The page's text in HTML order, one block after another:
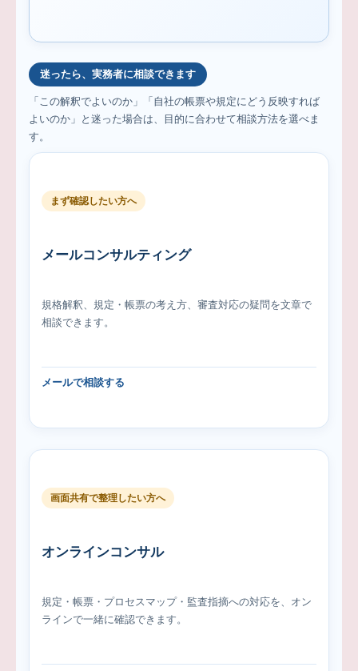
迷ったら、実務者に相談できます
「この解釈でよいのか」「自社の帳票や規定にどう反映すれば
よいのか」と迷った場合は、目的に合わせて相談方法を選べま
す。
まず確認したい方へ
メールコンサルティング
規格解釈、規定・帳票の考え方、審査対応の疑問を文章で
相談できます。
メールで相談する
画面共有で整理したい方へ
オンラインコンサル
規定・帳票・プロセスマップ・監査指摘への対応を、オン
ラインで一緒に確認できます。